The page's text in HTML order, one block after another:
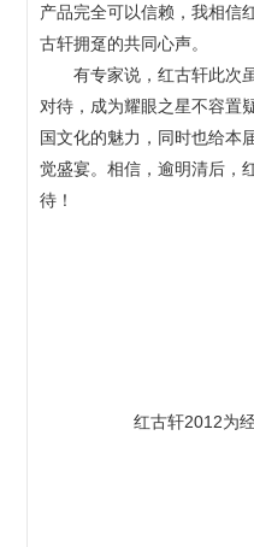
产品完全可以信赖，我相信
古轩拥趸的共同心声。
有专家说，红古轩此次虽
对待，成为耀眼之星不容置
国文化的魅力，同时也给本
觉盛宴。相信，逾明清后，
待！
红古轩2012为